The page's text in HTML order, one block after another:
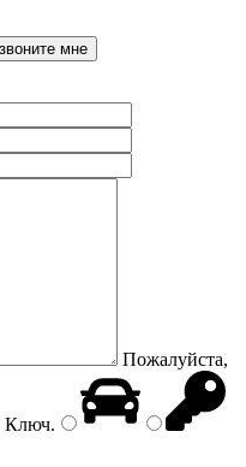
Пожалуйста,
Ключ.